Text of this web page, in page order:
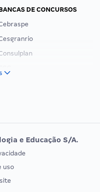
DE CONCURSOS
Vunesp
DE ORDEM
e Educação S/A.
uso